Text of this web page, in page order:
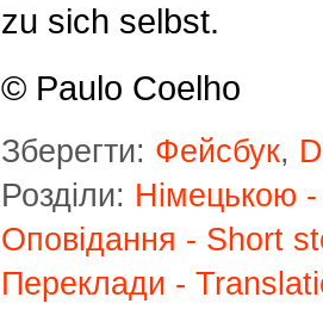
zu sich selbst.
© Paulo Coelho
Зберегти: Фейсбук,
Розділи: Німецькою
Оповідання - Short
Переклади -